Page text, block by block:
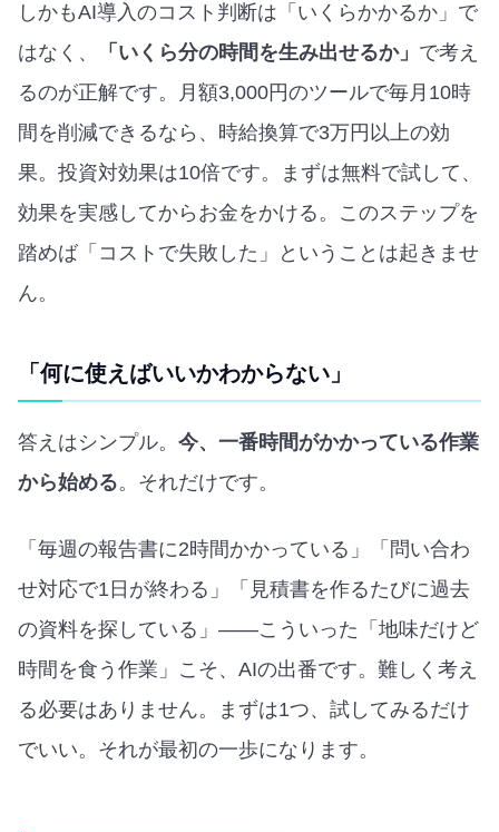
しかもAI導入のコスト判断は「いくらかかるか」で
はなく、
「いくら分の時間を生み出せるか」 で考え
るのが正解です。月額3,000円のツールで毎月10時
間を削減できるなら、時給換算で3万円以上の効
果。投資対効果は10倍です。まずは無料で試して、
効果を実感してからお金をかける。このステップを
踏めば「コストで失敗した」ということは起きませ
ん。
「何に使えばいいかわからない」
答えはシンプル。 今、一番時間がかかっている作業
から始める。それだけです。
「毎週の報告書に2時間かかっている」「問い合わ
せ対応で1日が終わる」「見積書を作るたびに過去
の資料を探している」——こういった「地味だけど
時間を食う作業」こそ、AIの出番です。難しく考え
る必要はありません。まずは1つ、試してみるだけ
でいい。それが最初の一歩になります。